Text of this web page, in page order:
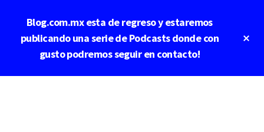
contenido
Blog.com.mx esta de regreso y estaremos
publicando una serie de Podcasts donde con
gusto podremos seguir en contacto!